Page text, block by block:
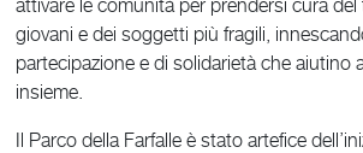
attivare le comunità per prendersi cura del
giovani e dei soggetti più fragili,
partecipazione e di solidarietà che aiutino
insieme.
Il Parco della Farfalle è stato artefice